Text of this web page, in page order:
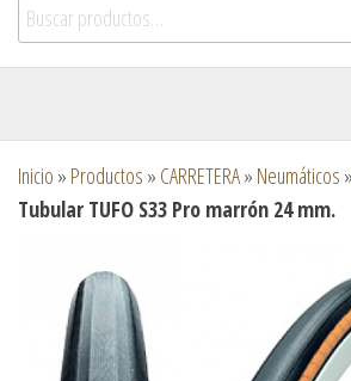
Inicio » Productos » CARRETERA» Neumáticos »
Tubular TUFO S33 Pro marrón 24 mm.